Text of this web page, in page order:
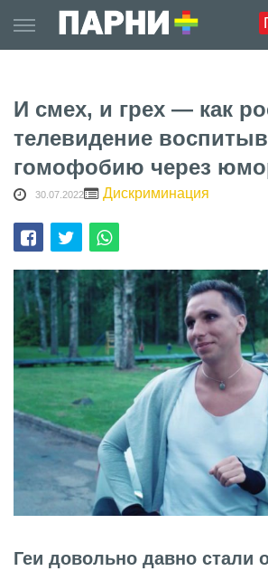
to
content
И смех, и грех — как
телевидение
гомофобию через
30.07.2022 Дискриминация
Геи довольно давно стали